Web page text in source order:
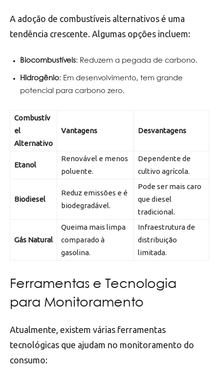
A adoção de combustíveis alternativos é uma
tendência crescente. Algumas opções incluem:
Biocombustíveis: Reduzem a pegada de carbono.
Hidrogênio: Em desenvolvimento, tem grande
potencial para carbono zero.
Combustív
el
Alternativo
Vantagens Desvantagens
Etanol
Renovável e menos
poluente.
Dependente de
cultivo agrícola.
Biodiesel
Reduz emissões e é
biodegradável.
Pode ser mais caro
que diesel
tradicional.
Gás Natural
Queima mais limpa
comparado à
gasolina.
Infraestrutura de
distribuição
limitada.
Ferramentas e Tecnologia
para Monitoramento
Atualmente, existem várias ferramentas
tecnológicas que ajudam no monitoramento do
consumo: